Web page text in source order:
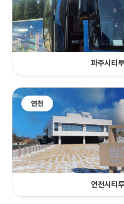
파주시티
연천
연천시티